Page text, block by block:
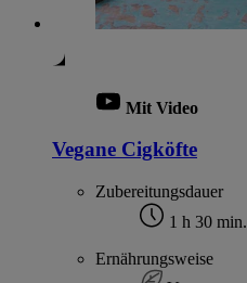
Mit Video
Vegane Cigköfte
Zubereitungsdauer
1 h 30 min.
Ernährungsweise